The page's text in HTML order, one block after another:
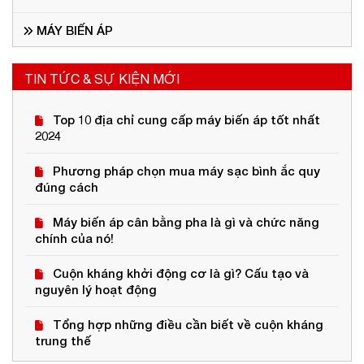
MÁY BIẾN ÁP
TIN TỨC & SỰ KIỆN MỚI
Top 10 địa chỉ cung cấp máy biến áp tốt nhất
2024
Phương pháp chọn mua máy sạc bình ắc quy
đúng cách
Máy biến áp cân bằng pha là gì và chức năng
chính của nó!
Cuộn kháng khởi động cơ là gì? Cấu tạo và
nguyên lý hoạt động
Tổng hợp những điều cần biết về cuộn kháng
trung thế